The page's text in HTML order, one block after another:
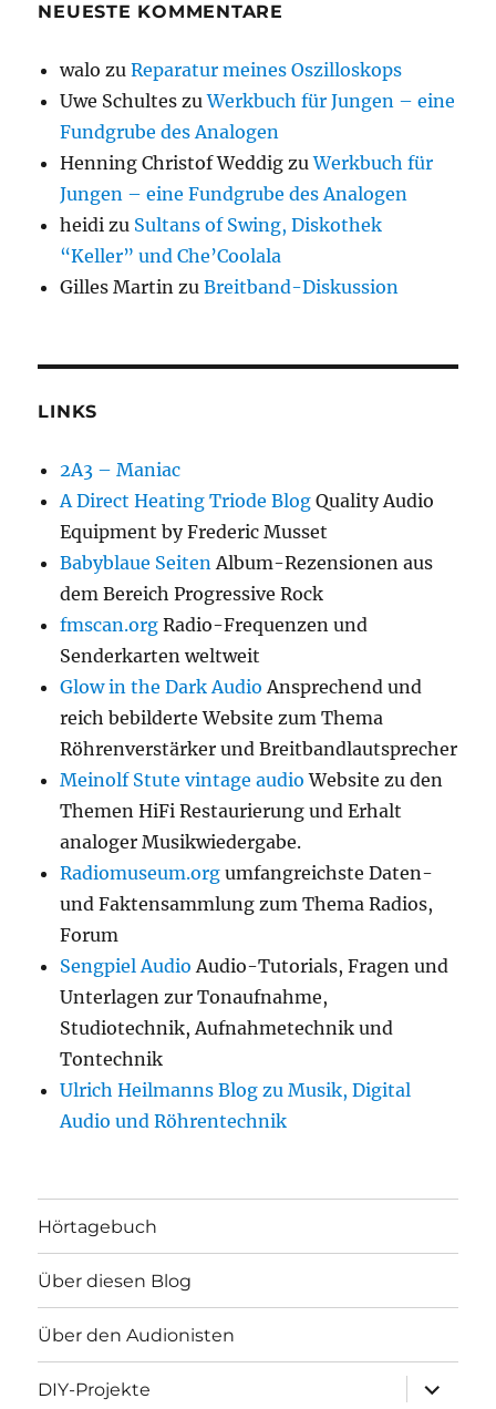
NEUESTE KOMMENTARE
walo zuReparatur meines Oszilloskops
Uwe Schultes zuWerkbuch für Jungen – eine
Fundgrube des Analogen
Henning Christof Weddig zuWerkbuch für
Jungen – eine Fundgrube des Analogen
heidi zu Sultans of Swing, Diskothek
“Keller” und Che’Coolala
Gilles Martin zuBreitband-Diskussion
LINKS
2A3 – Maniac
A Direct Heating Triode Blog Quality Audio
Equipment by Frederic Musset
Babyblaue SeitenAlbum-Rezensionen aus
dem Bereich Progressive Rock
fmscan.org Radio-Frequenzen und
Senderkarten weltweit
Glow in the Dark Audio Ansprechend und
reich bebilderte Website zum Thema
Röhrenverstärker und Breitbandlautsprecher
Meinolf Stute vintage audio Website zu den
Themen HiFi Restaurierung und Erhalt
analoger Musikwiedergabe.
Radiomuseum.org umfangreichste Daten-
und Faktensammlung zum Thema Radios,
Forum
Sengpiel Audio Audio-Tutorials, Fragen und
Unterlagen zur Tonaufnahme,
Studiotechnik, Aufnahmetechnik und
Tontechnik
Ulrich Heilmanns Blog zu Musik, Digital
Audio und Röhrentechnik
Hörtagebuch
Über diesen Blog
Über den Audionisten
DIY-Projekte
öffnen